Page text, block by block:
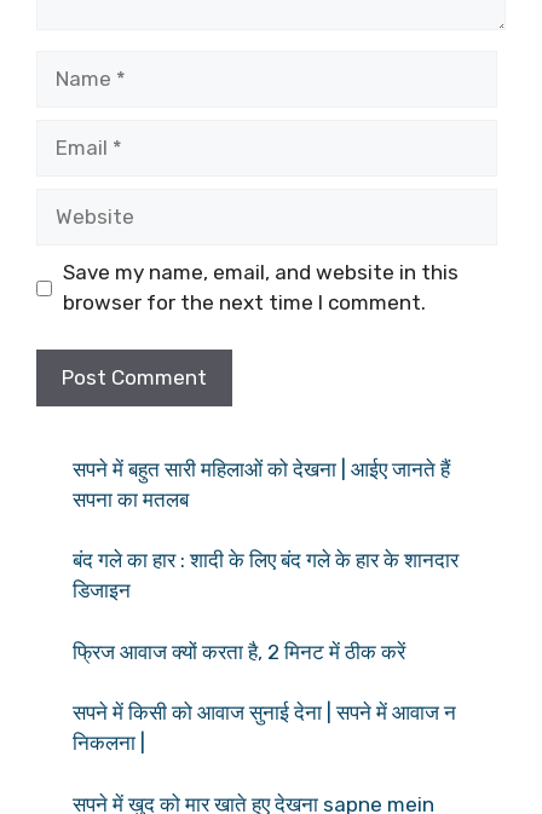
Save my name, email, and website in this
browser for the next time I comment.
सपने में बहुत सारी महिलाओं को देखना | आईए जानते हैं
सपना का मतलब
बंद गले का हार : शादी के लिए बंद गले के हार के शानदार
डिजाइन
फ्रिज आवाज क्यों करता है, 2 मिनट में ठीक करें
सपने में किसी को आवाज सुनाई देना | सपने में आवाज न
निकलना |
सपने में खुद को मार खाते हुए देखना sapne mein